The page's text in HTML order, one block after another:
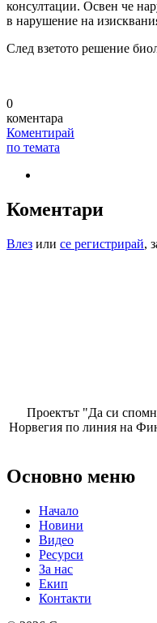
консултации. Освен че
в нарушение на
След взетото решение
0
коментара
Коментирай
по темата
Коментари
Влез или се регистрирай,
Проектът "Да си
Норвегия по линия на
Основно меню
Начало
Новини
Видео
Ресурси
За нас
Екип
Контакти